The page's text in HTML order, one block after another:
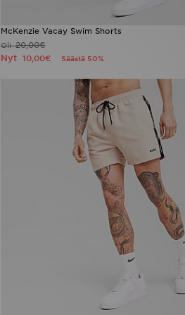
McKenzie Vacay Swim Shorts
Oli20,00€
Nyt10,00€ Säästä 50%